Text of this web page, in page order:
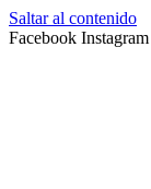
Saltar al contenido
Facebook Instagram